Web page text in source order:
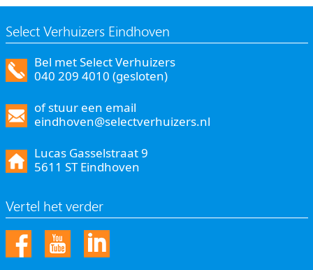
Select Verhuizers Eindhoven
Bel met Select Verhuizers
040 209 4010 (gesloten)
of stuur een email
eindhoven@selectverhuizers.nl
Lucas Gasselstraat 9
5611 ST Eindhoven
Vertel het verder